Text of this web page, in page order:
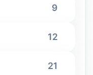
9
12
21